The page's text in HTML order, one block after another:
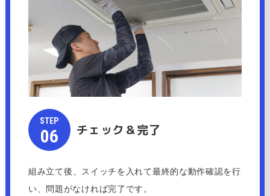
STEP​​​​​
​​​​​​​06 チェック＆完了
組み立て後、スイッチを入れて最終的な動作確認を行
い、問題がなければ完了です。